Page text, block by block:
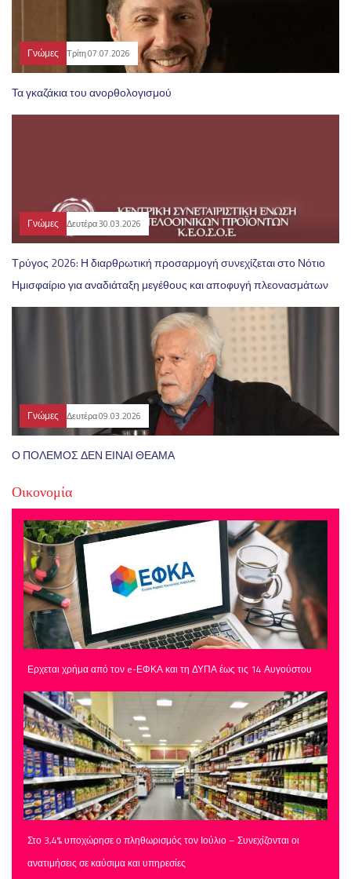
Γνώμες Τρίτη 07.07.2026
Τα γκαζάκια του ανορθολογισμού
Γνώμες Δευτέρα 30.03.2026
Τρύγος 2026: Η διαρθρωτική προσαρμογή συνεχίζεται στο Νότιο
Ημισφαίριο για αναδιάταξη μεγέθους και αποφυγή πλεονασμάτων
Γνώμες Δευτέρα 09.03.2026
Ο ΠΟΛΕΜΟΣ ΔΕΝ ΕΙΝΑΙ ΘΕΑΜΑ
Οικονομία
Ερχεται χρήμα από τον e-ΕΦΚΑ και τη ΔΥΠΑ έως τις 14 Αυγούστου
Στο 3,4% υποχώρησε ο πληθωρισμός τον Ιούλιο – Συνεχίζονται οι
ανατιμήσεις σε καύσιμα και υπηρεσίες